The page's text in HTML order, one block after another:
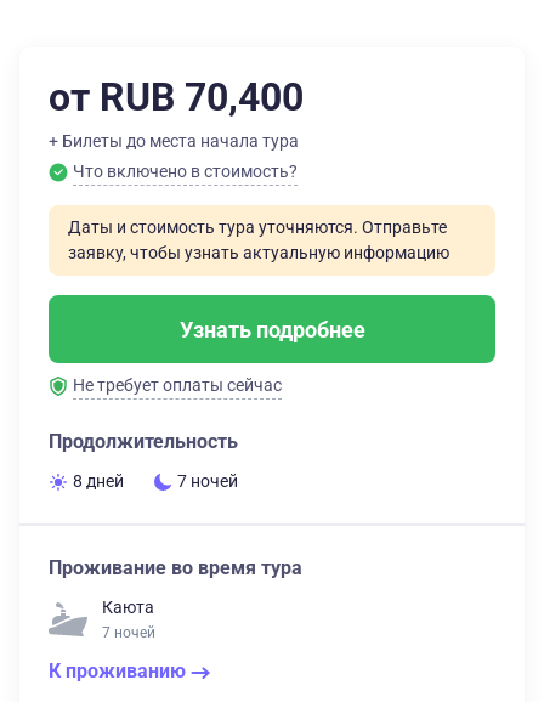
от RUB 70,400
+ Билеты до места начала тура
Что включено в стоимость?
Даты и стоимость тура уточняются. Отправьте
заявку, чтобы узнать актуальную информацию
Узнать подробнее
Не требует оплаты сейчас
Продолжительность
8 дней 7 ночей
Проживание во время тура
Каюта
7 ночей
К проживанию